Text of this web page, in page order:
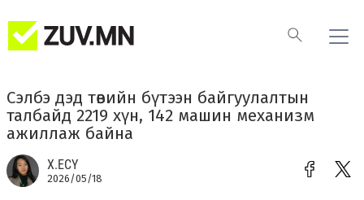
Сэлбэ дэд төвийн бүтээн байгуулалтын
талбайд 2219 хүн, 142 машин механизм
ажиллаж байна
Х.ЕСҮ
2026/05/18